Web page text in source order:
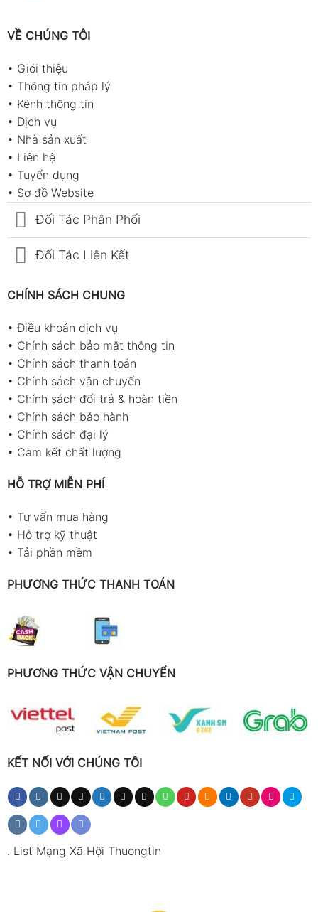
VỀ CHÚNG TÔI
• Giới thiệu
• Thông tin pháp lý
• Kênh thông tin
• Dịch vụ
• Nhà sản xuất
• Liên hệ
• Tuyển dụng
• Sơ đồ Website
Đối Tác Phân Phối
Đối Tác Liên Kết
CHÍNH SÁCH CHUNG
•Điều khoản dịch vụ
• Chính sách bảo mật thông tin
• Chính sách thanh toán
• Chính sách vận chuyển
• Chính sách đổi trả & hoàn tiền
• Chính sách bảo hành
• Chính sách đại lý
• Cam kết chất lượng
HỖ TRỢ MIỄN PHÍ
• Tư vấn mua hàng
• Hỗ trợ kỹ thuật
• Tải phần mềm
PHƯƠNG THỨC THANH TOÁN
PHƯƠNG THỨC VẬN CHUYỂN
KẾT NỐI VỚI CHÚNG TÔI
. List Mạng Xã Hội Thuongtin